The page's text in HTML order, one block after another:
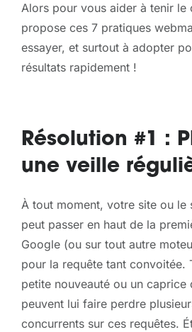
Alors pour vous aider à tenir le
propose ces 7 pratiques
essayer, et surtout à adopter
résultats rapidement !
Résolution #1 :
une veille
À tout moment, votre site ou le
peut passer en haut de la
Google (ou sur tout autre
pour la requête tant convoitée.
petite nouveauté ou un caprice
peuvent lui faire perdre
concurrents sur ces requêtes.